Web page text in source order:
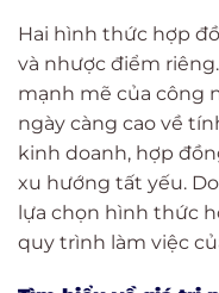
Hai hình thức hợp
và nhược điểm
mạnh mẽ của công
ngày càng cao về
kinh doanh, hợp
xu hướng tất yếu.
lựa chọn hình thức
quy trình làm việc